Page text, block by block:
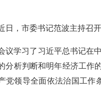
日，市委书记范波主持召
议学习了习近平总书记在
分析判断和明年经济工作
党领导全面依法治国工作